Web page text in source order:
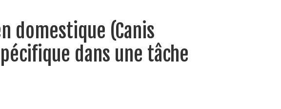
domestique (Canis
dans une tâche